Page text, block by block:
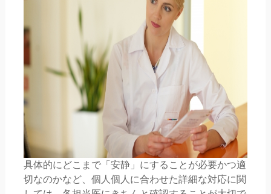
具体的にどこまで「安静」にすることが必要かつ適
切なのかなど、個人個人に合わせた詳細な対応に関